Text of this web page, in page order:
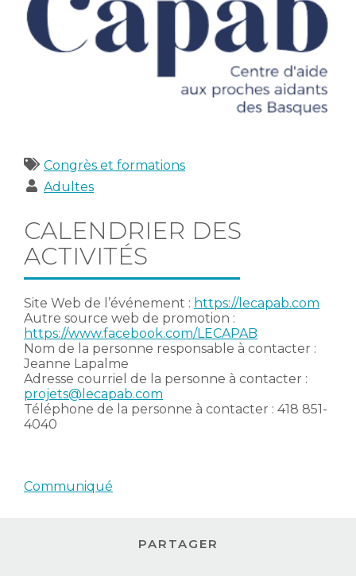
Catégories
Congrès et formations
Publics
Adultes
CALENDRIER DES
ACTIVITÉS
Site Web de l’événement : https://lecapab.com
Autre source web de promotion :
https://www.facebook.com/LECAPAB
Nom de la personne responsable à contacter :
Jeanne Lapalme
Adresse courriel de la personne à contacter :
projets@lecapab.com
Téléphone de la personne à contacter : 418 851-
4040
Communiqué
PARTAGER